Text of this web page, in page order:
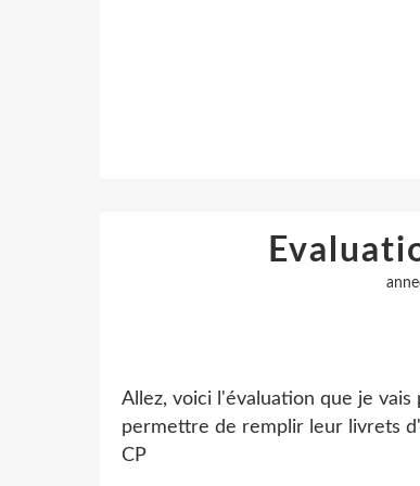
Allez, voici l'évaluation que je
permettre de remplir leur livrets
CP